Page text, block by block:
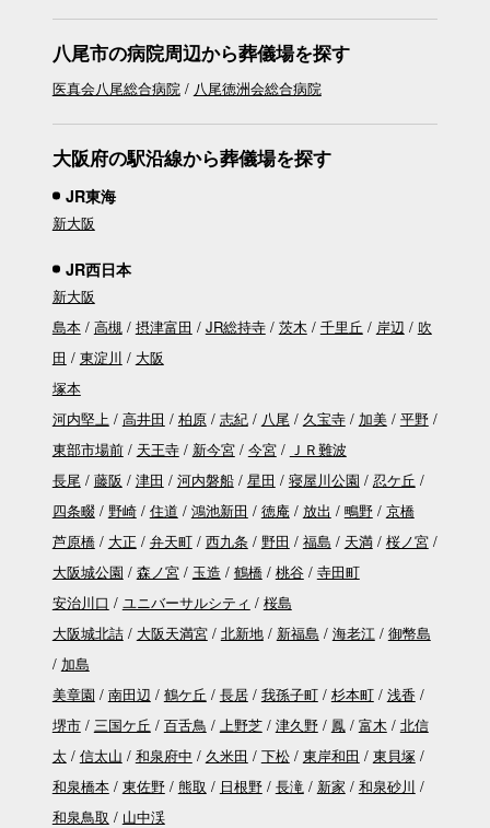
八尾市の病院周辺から葬儀場を探す
医真会八尾総合病院 八尾徳洲会総合病院
大阪府の駅沿線から葬儀場を探す
JR東海
新大阪
JR西日本
新大阪
島本
高槻 摂津富田 JR総持寺 茨木 千里丘 岸辺
吹
田
東淀川
大阪
塚本
河内堅上
高井田 柏原 志紀 八尾 久宝寺 加美
平野
東部市場前
天王寺 新今宮 今宮
ＪＲ難波
長尾
藤阪 津田 河内磐船 星田 寝屋川公園
忍ケ丘
四条畷
野崎 住道 鴻池新田 徳庵 放出 鴫野
京橋
芦原橋
大正 弁天町 西九条 野田 福島 天満
桜ノ宮
大阪城公園
森ノ宮 玉造 鶴橋 桃谷
寺田町
安治川口
ユニバーサルシティ
桜島
大阪城北詰
大阪天満宮 北新地 新福島 海老江
御幣島
加島
美章園
南田辺 鶴ケ丘 長居 我孫子町 杉本町
浅香
堺市
三国ケ丘 百舌鳥 上野芝 津久野 鳳 富木
北信
太
信太山 和泉府中 久米田 下松 東岸和田
東貝塚
和泉橋本
東佐野 熊取 日根野 長滝 新家
和泉砂川
和泉鳥取
山中渓